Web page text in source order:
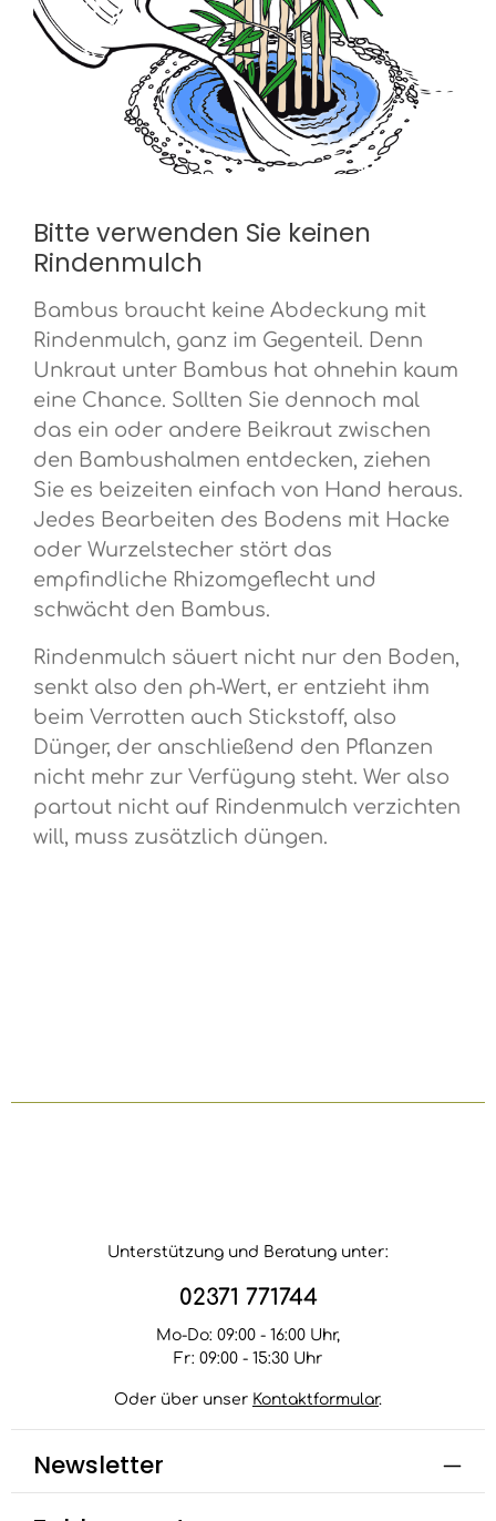
Bitte verwenden Sie keinen
Rindenmulch
Bambus braucht keine Abdeckung mit
Rindenmulch, ganz im Gegenteil. Denn
Unkraut unter Bambus hat ohnehin kaum
eine Chance. Sollten Sie dennoch mal
das ein oder andere Beikraut zwischen
den Bambushalmen entdecken, ziehen
Sie es beizeiten einfach von Hand heraus.
Jedes Bearbeiten des Bodens mit Hacke
oder Wurzelstecher stört das
empfindliche Rhizomgeflecht und
schwächt den Bambus.
Rindenmulch säuert nicht nur den Boden,
senkt also den ph-Wert, er entzieht ihm
beim Verrotten auch Stickstoff, also
Dünger, der anschließend den Pflanzen
nicht mehr zur Verfügung steht. Wer also
partout nicht auf Rindenmulch verzichten
will, muss zusätzlich düngen.
Unterstützung und Beratung unter:
02371 771744
Mo-Do: 09:00 - 16:00 Uhr,
Fr: 09:00 - 15:30 Uhr
Oder über unser Kontaktformular.
Newsletter